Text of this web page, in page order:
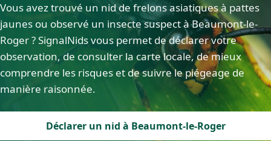
Vous avez trouvé un nid de frelons asiatiques à pattes
jaunes ou observé un insecte suspect à Beaumont-le-
Roger ? SignalNids vous permet de déclarer votre
observation, de consulter la carte locale, de mieux
comprendre les risques et de suivre le piégeage de
manière raisonnée.
Déclarer un nid à Beaumont-le-Roger